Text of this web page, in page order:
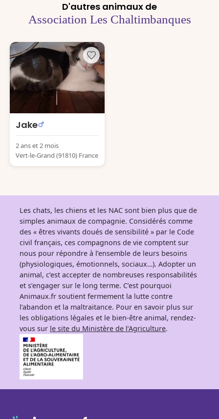
D'autres animaux de
Association Les Chaltimbanques
Jake
2 ans et 2 mois
Vert-le-Grand (91810) France
Les chats, les chiens et les NAC sont bien plus que de
simples animaux de compagnie. Considérés comme
des « êtres vivants doués de sensibilité » par le Code
civil français, ces compagnons de vie comptent sur
nous pour répondre à l’ensemble de leurs besoins
(physiologiques, émotionnels, sociaux…). Adopter un
animal, c’est accepter de nombreuses responsabilités
et s’engager sur le long terme. C’est pourquoi
Animaux.fr soutient fermement la lutte contre
l’abandon et la maltraitance. Pour en savoir plus sur
les obligations légales et le bien-être animal, rendez-
vous sur le site du Ministère de l’Agriculture.